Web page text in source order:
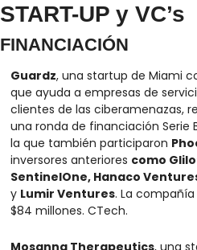
START-UP y VC’s
FINANCIACIÓN
Guardz, una startup de Miami
que ayuda a empresas de
clientes de las ciberamenazas,
una ronda de financiación Serie
la que también participaron
inversores anteriores como
SentinelOne, Hanaco
y Lumir Ventures. La
$84 millones. CTech.
Mosanna Therapeutics, una